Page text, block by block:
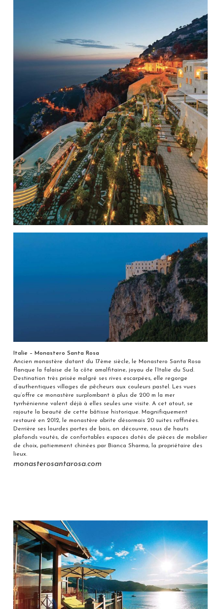
Italie – Monastero Santa Rosa
Ancien monastère datant du 17ème siècle, le Monastero Santa Rosa
flanque la falaise de la côte amalfitaine, joyau de l’Italie du Sud.
Destination très prisée malgré ses rives escarpées, elle regorge
d’authentiques villages de pêcheurs aux couleurs pastel. Les vues
qu’offre ce monastère surplombant à plus de 200 m la mer
tyrrhénienne valent déjà à elles seules une visite. A cet atout, se
rajoute la beauté de cette bâtisse historique. Magnifiquement
restauré en 2012, le monastère abrite désormais 20 suites raffinées.
Derrière ses lourdes portes de bois, on découvre, sous de hauts
plafonds voutés, de confortables espaces dotés de pièces de mobilier
de choix, patiemment chinées par Bianca Sharma, la propriétaire des
lieux.
monasterosantarosa.com